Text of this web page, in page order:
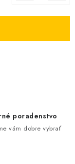
poradenstvo
vám dobre vybrať